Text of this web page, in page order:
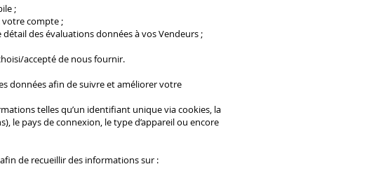
;
compte ;
des évaluations données à vos Vendeurs ;
accepté de nous fournir.
données afin de suivre et améliorer votre
telles qu’un identifiant unique via cookies, la
le pays de connexion, le type d’appareil ou encore
de recueillir des informations sur :